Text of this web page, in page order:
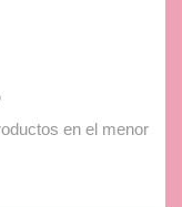
en el menor